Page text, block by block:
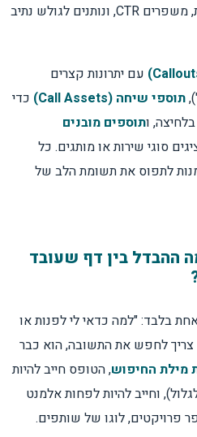
קמפיין – כי הם מגדילים נראות, משפרים CTR, ונותנים לגולש נתיב
עם יתרונות קצרים
תוספי שיחה (Call Assets)
כדי
ותוספים מובנים
סוגי שירות או מותגים. כל
לתפוס את תשומת הלב של
ההבדל בין דף שעובד
בלבד: "למה כדאי לי לפנות או
לחפש את התשובה, הוא כבר
מילת החיפוש, הטופס חייב להיות
וחייב להיות לפחות אלמנט
פרויקטים, לוגו של שותפים.